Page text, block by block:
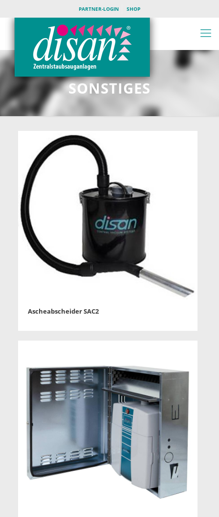
PARTNER-LOGIN SHOP
SONSTIGES
Ascheabscheider SAC2